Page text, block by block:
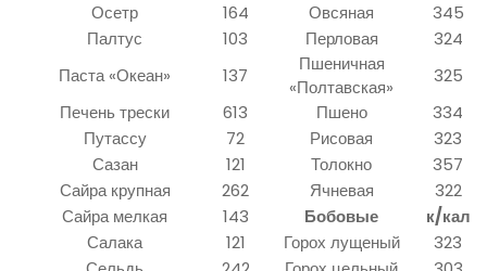
Осетр
164 Овсяная
345
Палтус
103 Перловая
324
Паста «Океан»
137
Пшеничная
«Полтавская»
325
Печень трески
613 Пшено
334
Путассу
72 Рисовая
323
Сазан
121 Толокно
357
Сайра крупная
262 Ячневая
322
Сайра мелкая
143 Бобовые
к/кал
Салака
121 Горох лущеный
323